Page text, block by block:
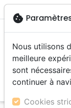
menu
cookie
Nous utilisons
meilleure
sont
continuer à
Cookies